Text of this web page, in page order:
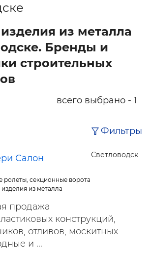
из металла
Бренды и
строительных
всего выбрано - 1
Фильтры
Светловодск
Салон
ролеты, секционные ворота
из металла
продажа
конструкций,
отливов, москитных
и ...